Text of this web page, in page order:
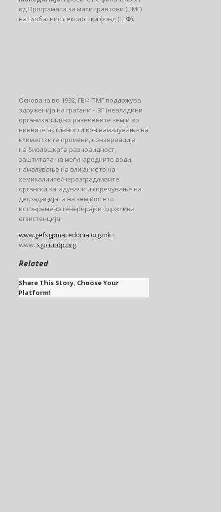
од Програмата за мали грантови (ПМГ)
на Глобалниот еколошки фонд (ГЕФ).
Основана во 1992, ГЕФ ПМГ поддржува
здруженија на граѓани – ЗГ (невладини
организации) во развиените земји во
нивните активности кон намалување на
климатските промени, конзервација
на биолошката разновидност,
заштитата на меѓународните води,
намалување на влијанието на
хемикалиите/неразградливите
органски загадувачи и спречување на
деградацијата на земјиштето
истовремено генерирајќи одржлива
егзистенција.
www.gefsgpmacedonia.org.mk i
www. sgp.undp.org
Related
Share This Story, Choose Your
Platform!